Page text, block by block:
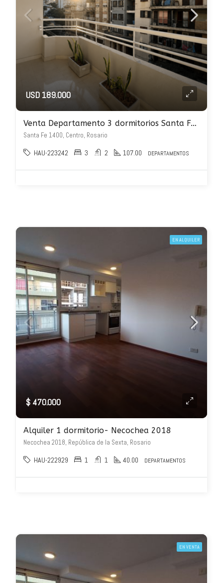
USD 189.000
Venta Departamento 3 dormitorios Santa Fe 1400
Santa Fe 1400, Centro, Rosario
HAU-223242 3 2 107.00 DEPARTAMENTOS
EN ALQUILER
$ 470.000
Alquiler 1 dormitorio- Necochea 2018
Necochea 2018, República de la Sexta, Rosario
HAU-222929 1 1 40.00 DEPARTAMENTOS
EN VENTA